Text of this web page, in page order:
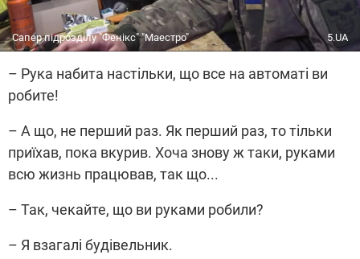
Сапер підрозділу "Фенікс" "Маестро" 5.UA
– Рука набита настільки, що все на автоматі ви
робите!
– А що, не перший раз. Як перший раз, то тільки
приїхав, пока вкурив. Хоча знову ж таки, руками
всю жизнь працював, так що...
– Так, чекайте, що ви руками робили?
– Я взагалі будівельник.